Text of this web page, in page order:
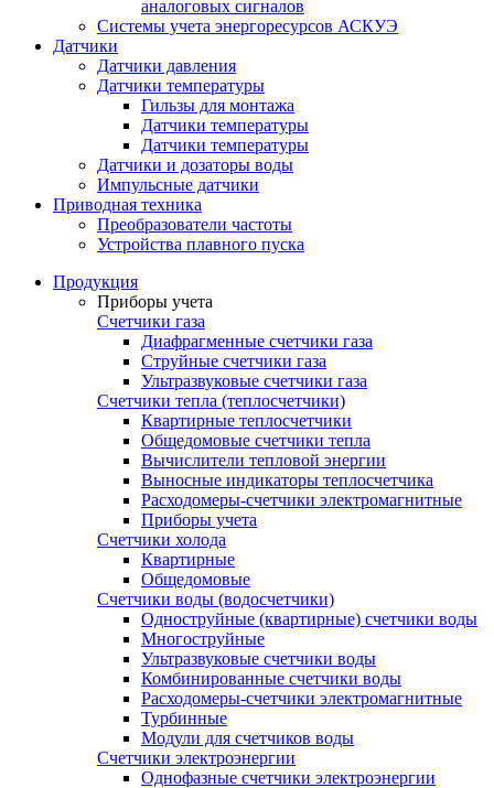
аналоговых сигналов
Системы учета энергоресурсов АСКУЭ
Датчики
Датчики давления
Датчики температуры
Гильзы для монтажа
Датчики температуры
Датчики температуры
Датчики и дозаторы воды
Импульсные датчики
Приводная техника
Преобразователи частоты
Устройства плавного пуска
Продукция
Приборы учета
Счетчики газа
Диафрагменные счетчики газа
Струйные счетчики газа
Ультразвуковые счетчики газа
Счетчики тепла (теплосчетчики)
Квартирные теплосчетчики
Общедомовые счетчики тепла
Вычислители тепловой энергии
Выносные индикаторы теплосчетчика
Расходомеры-счетчики электромагнитные
Приборы учета
Счетчики холода
Квартирные
Общедомовые
Счетчики воды (водосчетчики)
Одноструйные (квартирные) счетчики воды
Многоструйные
Ультразвуковые счетчики воды
Комбинированные счетчики воды
Расходомеры-счетчики электромагнитные
Турбинные
Модули для счетчиков воды
Счетчики электроэнергии
Однофазные счетчики электроэнергии